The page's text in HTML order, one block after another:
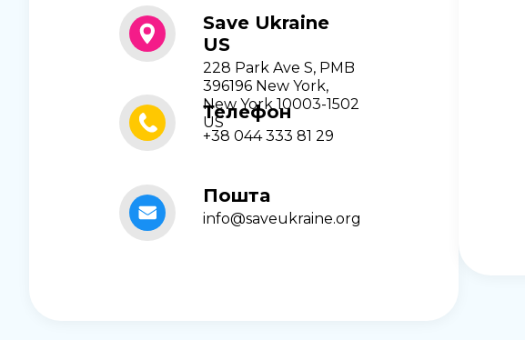
Save Ukraine
US
228 Park Ave S, PMB
396196 New York,
New York 10003-1502
US
Телефон
+38 044 333 81 29
Пошта
info@saveukraine.org